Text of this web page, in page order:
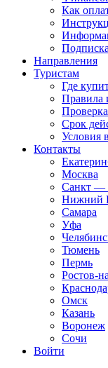
Как
Направления
Туристам
Где
Правила
Срок
Условия
Контакты
Москва
Санкт —
Нижний
Самара
Уфа
Тюмень
Пермь
Ростов-
Омск
Казань
Воронеж
Сочи
Войти